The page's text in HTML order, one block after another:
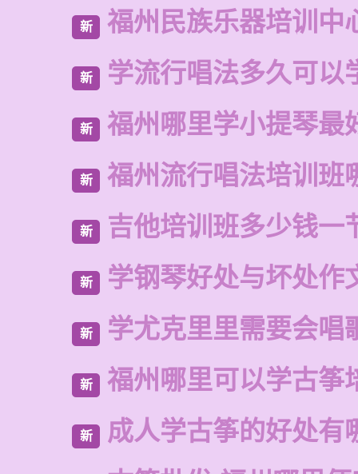
新 福州民族乐器培训中
新 学流行唱法多久可以
新 福州哪里学小提琴最
新 福州流行唱法培训班
新 吉他培训班多少钱一
新 学钢琴好处与坏处作
新 学尤克里里需要会唱
新 福州哪里可以学古筝
新 成人学古筝的好处有